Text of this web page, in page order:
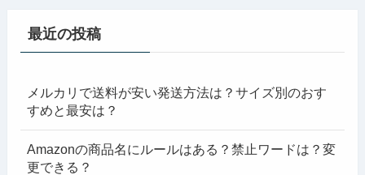
最近の投稿
メルカリで送料が安い発送方法は？サイズ別のおす
すめと最安は？
Amazonの商品名にルールはある？禁止ワードは？変
更できる？